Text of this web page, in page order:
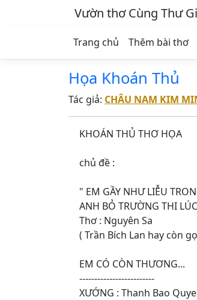
Vườn thơ Cùng Thư
Trang chủ Thêm bài thơ
Họa Khoán Thủ
Tác giả: CHÂU NAM KIM
KHOÁN THỦ THƠ HỌA
chủ đề :
" EM GẦY NHƯ LIỄU
ANH BỎ TRƯỜNG THI
Thơ : Nguyên Sa
( Trần Bích Lan hay còn
EM CÓ CÒN THƯƠNG...
-------------------------
XƯỚNG : Thanh Bao